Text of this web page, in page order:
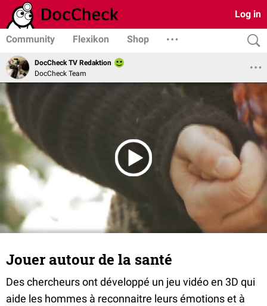
Log in
Community Flexikon Shop
DocCheck TV Redaktion
DocCheck Team
Jouer autour de la santé
Des chercheurs ont développé un jeu vidéo en 3D qui
aide les hommes à reconnaitre leurs émotions et à